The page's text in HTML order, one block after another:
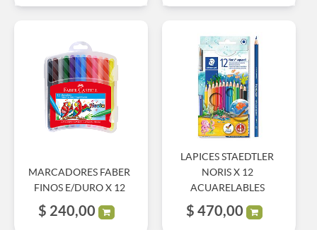
MARCADORES FABER
FINOS E/DURO X 12
$ 240,00
LAPICES STAEDTLER
NORIS X 12
ACUARELABLES
$ 470,00